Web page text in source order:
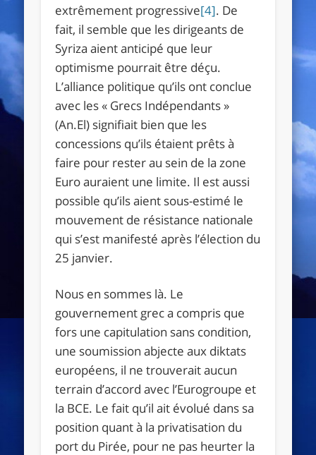
extrêmement progressive[4]. De
fait, il semble que les dirigeants de
Syriza aient anticipé que leur
optimisme pourrait être déçu.
L’alliance politique qu’ils ont conclue
avec les « Grecs Indépendants »
(An.El) signifiait bien que les
concessions qu’ils étaient prêts à
faire pour rester au sein de la zone
Euro auraient une limite. Il est aussi
possible qu’ils aient sous-estimé le
mouvement de résistance nationale
qui s’est manifesté après l’élection du
25 janvier.
Nous en sommes là. Le
gouvernement grec a compris que
fors une capitulation sans condition,
une soumission abjecte aux diktats
européens, il ne trouverait aucun
terrain d’accord avec l’Eurogroupe et
la BCE. Le fait qu’il ait évolué dans sa
position quant à la privatisation du
port du Pirée, pour ne pas heurter la